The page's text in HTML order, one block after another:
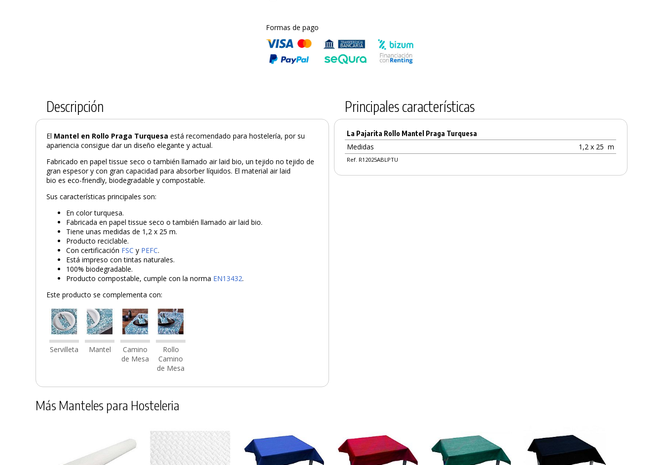
Formas de pago
Descripción
El Mantel en Rollo Praga Turquesaestá recomendado para hostelería, por su
apariencia consigue dar un diseño elegante y actual.
Fabricado en papel tissue seco o también llamado air laid bio, un tejido no tejido de
gran espesor y con gran capacidad para absorber líquidos. El material air laid
bio es eco-friendly, biodegradable y compostable.
Sus características principales son:
En color turquesa.
Fabricada en papel tissue seco o también llamado air laid bio.
Tiene unas medidas de 1,2 x 25 m.
Producto reciclable.
Con certificación FSC y PEFC.
Está impreso con tintas naturales.
100% biodegradable.
Producto compostable, cumple con la norma EN13432.
Este producto se complementa con:
Servilleta Mantel
Camino
de Mesa
Rollo
Camino
de Mesa
Principales características
La Pajarita Rollo Mantel Praga Turquesa
Medidas 1,2 x 25 m
Ref. R12025ABLPTU
Más Manteles para Hosteleria